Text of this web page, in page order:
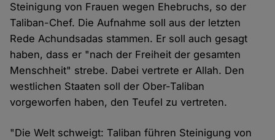
Steinigung von Frauen wegen Ehebruchs, so der
Taliban-Chef. Die Aufnahme soll aus der letzten
Rede Achundsadas stammen. Er soll auch gesagt
haben, dass er "nach der Freiheit der gesamten
Menschheit" strebe. Dabei vertrete er Allah. Den
westlichen Staaten soll der Ober-Taliban
vorgeworfen haben, den Teufel zu vertreten.
"Die Welt schweigt: Taliban führen Steinigung von